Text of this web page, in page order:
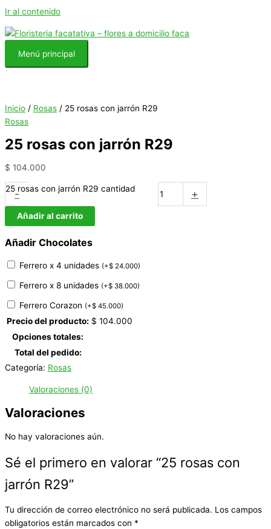
Ir al contenido
Menú principal
Inicio / Rosas / 25 rosas con jarrón R29
Rosas
25 rosas con jarrón R29
$ 104.000
-
25 rosas con jarrón R29 cantidad +
Añadir al carrito
Añadir Chocolates
Ferrero x 4 unidades (+$ 24.000)
Ferrero x 8 unidades (+$ 38.000)
Ferrero Corazon (+$ 45.000)
Precio del producto: $ 104.000
Opciones totales:
Total del pedido:
Categoría: Rosas
Valoraciones (0)
Valoraciones
No hay valoraciones aún.
Sé el primero en valorar “25 rosas con
jarrón R29”
Tu dirección de correo electrónico no será publicada. Los campos
obligatorios están marcados con *